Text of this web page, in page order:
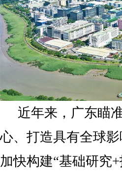
近年来，广东瞄
心、打造具有全球
加快构建“基础研究